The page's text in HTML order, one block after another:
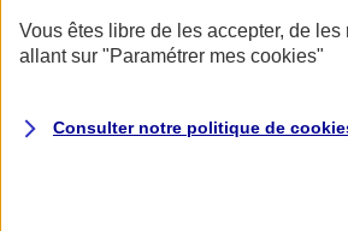
AXA Assurance
Vous êtes libre de les accepter, de
allant sur "Paramétrer mes cookies"
Consulter notre politique de